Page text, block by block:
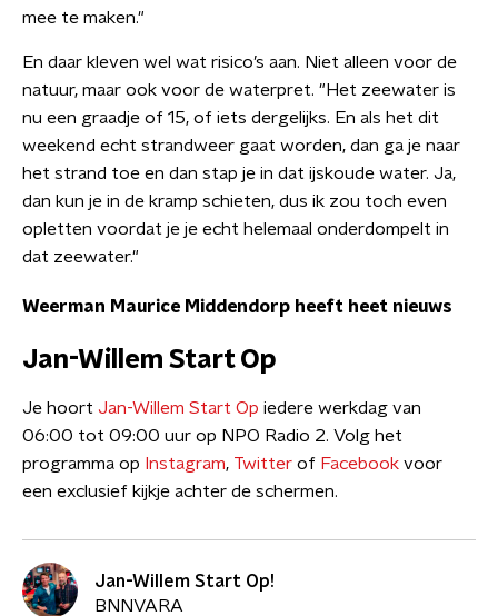
mee te maken."
En daar kleven wel wat risico’s aan. Niet alleen voor de
natuur, maar ook voor de waterpret. "Het zeewater is
nu een graadje of 15, of iets dergelijks. En als het dit
weekend echt strandweer gaat worden, dan ga je naar
het strand toe en dan stap je in dat ijskoude water. Ja,
dan kun je in de kramp schieten, dus ik zou toch even
opletten voordat je je echt helemaal onderdompelt in
dat zeewater."
Weerman Maurice Middendorp heeft heet nieuws
Jan-Willem Start Op
Je hoort Jan-Willem Start Op iedere werkdag van
06:00 tot 09:00 uur op NPO Radio 2. Volg het
programma op Instagram, Twitter of Facebook voor
een exclusief kijkje achter de schermen.
Jan-Willem Start Op!
BNNVARA